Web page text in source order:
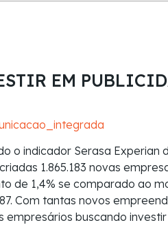
EM
o indicador Serasa
1.865.183 novas
de 1,4% se comparado ao
Com tantas novos
empresários buscando